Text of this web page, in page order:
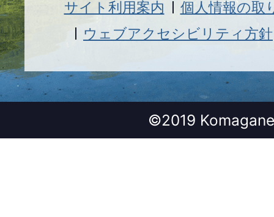
サイト利用案内
個人情報の取
ウェブアクセシビリティ方針
©2019